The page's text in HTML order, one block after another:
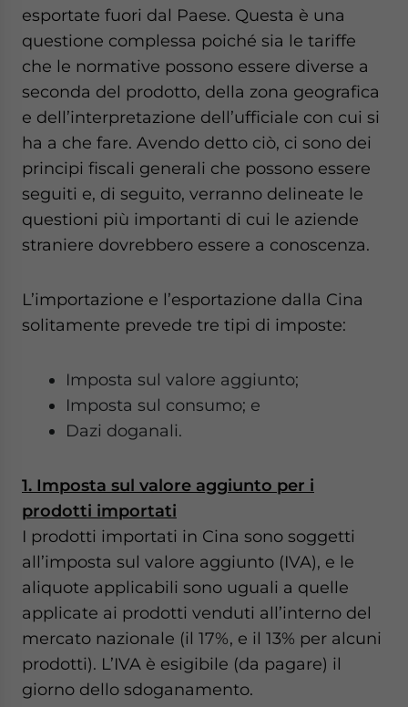
esportate fuori dal Paese. Questa è una
questione complessa poiché sia le tariffe
che le normative possono essere diverse a
seconda del prodotto, della zona geografica
e dell’interpretazione dell’ufficiale con cui si
ha a che fare. Avendo detto ciò, ci sono dei
principi fiscali generali che possono essere
seguiti e, di seguito, verranno delineate le
questioni più importanti di cui le aziende
straniere dovrebbero essere a conoscenza.
L’importazione e l’esportazione dalla Cina
solitamente prevede tre tipi di imposte:
Imposta sul valore aggiunto;
Imposta sul consumo; e
Dazi doganali.
1. Imposta sul valore aggiunto per i
prodotti importati
I prodotti importati in Cina sono soggetti
all’imposta sul valore aggiunto (IVA), e le
aliquote applicabili sono uguali a quelle
applicate ai prodotti venduti all’interno del
mercato nazionale (il 17%, e il 13% per alcuni
prodotti). L’IVA è esigibile (da pagare) il
giorno dello sdoganamento.
Yes, I have read the Privacy Policy
website. Please send me business news and updates
for Asia!
- case sensitive